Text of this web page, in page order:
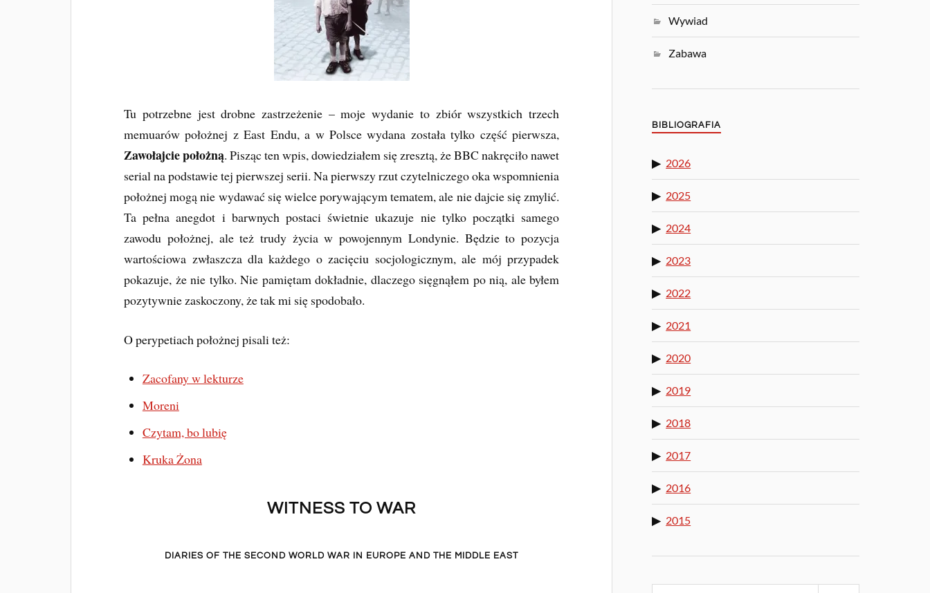
Tu potrzebne jest drobne zastrzeżenie – moje wydanie to zbiór wszystkich trzech
memuarów położnej z East Endu, a w Polsce wydana została tylko część pierwsza,
Zawołajcie położną. Pisząc ten wpis, dowiedziałem się zresztą, że BBC nakręciło nawet
serial na podstawie tej pierwszej serii. Na pierwszy rzut czytelniczego oka wspomnienia
położnej mogą nie wydawać się wielce porywającym tematem, ale nie dajcie się zmylić.
Ta pełna anegdot i barwnych postaci świetnie ukazuje nie tylko początki samego
zawodu położnej, ale też trudy życia w powojennym Londynie. Będzie to pozycja
wartościowa zwłaszcza dla każdego o zacięciu socjologicznym, ale mój przypadek
pokazuje, że nie tylko. Nie pamiętam dokładnie, dlaczego sięgnąłem po nią, ale byłem
pozytywnie zaskoczony, że tak mi się spodobało.
O perypetiach położnej pisali też:
Zacofany w lekturze
Moreni
Czytam, bo lubię
Kruka Żona
WITNESS TO WAR
DIARIES OF THE SECOND WORLD WAR IN EUROPE AND THE MIDDLE EAST
Wywiad
Zabawa
BIBLIOGRAFIA
2026
2025
2024
2023
2022
2021
2020
2019
2018
2017
2016
2015